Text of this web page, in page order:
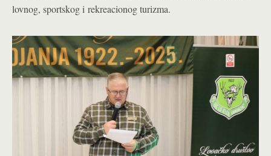
lovnog, sportskog i rekreacionog turizma.